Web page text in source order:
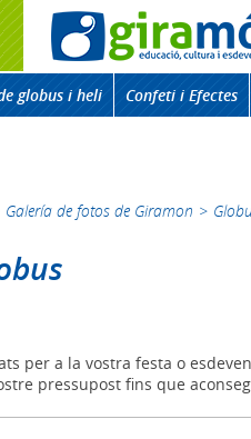
globus i heli Confeti i Efectes
Galería de fotos de Giramon >
per a la vostra festa o
pressupost fins que